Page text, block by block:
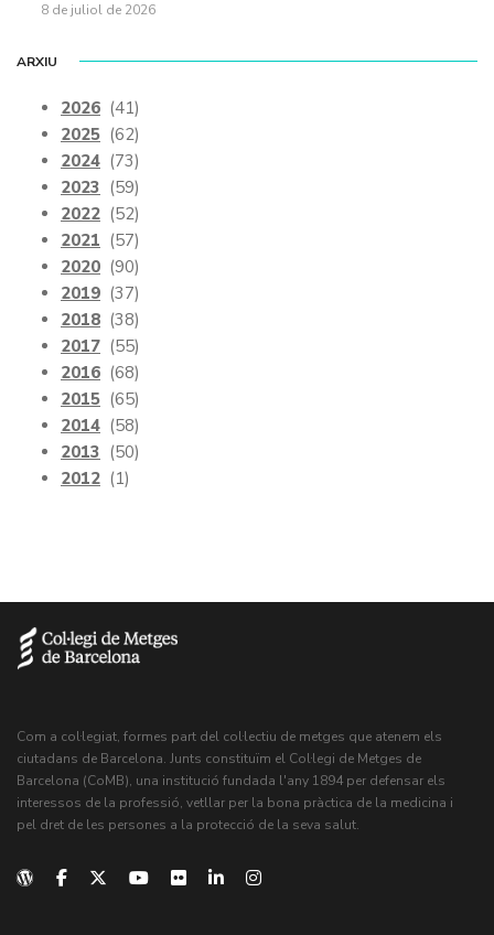
8 de juliol de 2026
ARXIU
2026 (41)
2025 (62)
2024 (73)
2023 (59)
2022 (52)
2021 (57)
2020 (90)
2019 (37)
2018 (38)
2017 (55)
2016 (68)
2015 (65)
2014 (58)
2013 (50)
2012 (1)
Com a col·legiat, formes part del col·lectiu de metges que atenem els
ciutadans de Barcelona. Junts constituïm el Col·legi de Metges de
Barcelona (CoMB), una institució fundada l'any 1894 per defensar els
interessos de la professió, vetllar per la bona pràctica de la medicina i
pel dret de les persones a la protecció de la seva salut.